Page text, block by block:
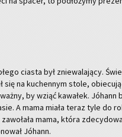
cia­sta był znie­wa­la­ją­cy.
się na ku­chen­nym stole,
by wziąć ka­wa­łek. Jó­hann
A mama miała teraz tyle do
mama, która
Jó­hann.